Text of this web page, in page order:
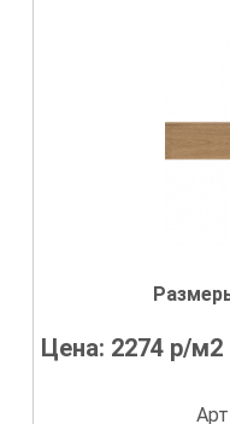
Цена: 2274 р/м2